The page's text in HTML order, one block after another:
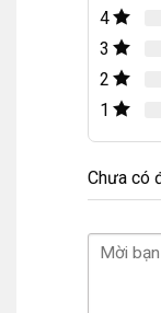
4
3
2
1
Chưa có